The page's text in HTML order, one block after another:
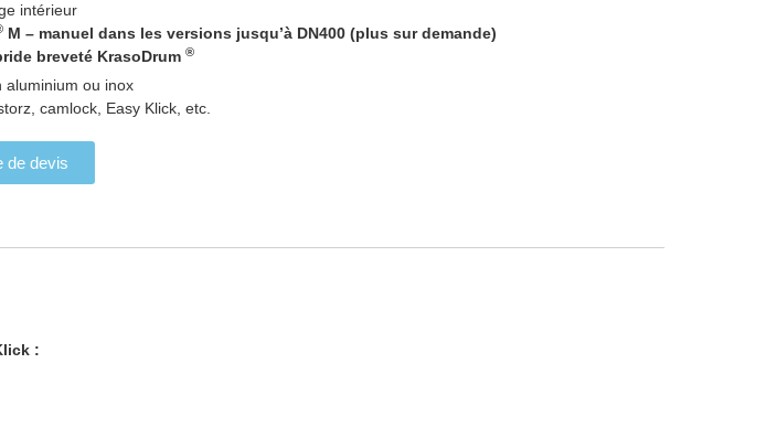
intérieur
M – manuel dans les versions jusqu’à DN400 (plus sur demande)
breveté KrasoDrum ®
aluminium ou inox
camlock, Easy Klick, etc.
de devis
: